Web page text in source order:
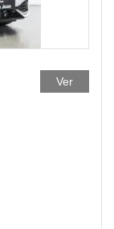
Ver